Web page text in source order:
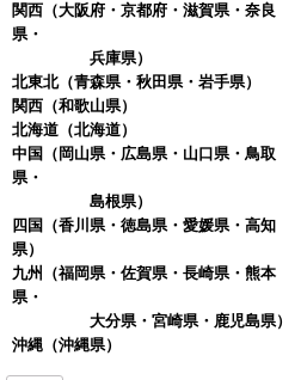
関西 （大阪府・京都府・滋賀県・奈良
県・
兵庫県）
北東北（青森県・秋田県・岩手県）
関西 （和歌山県）
北海道 （北海道）
中国
（岡山県・広島県・山口県・鳥取
県・
島根県）
四国
（香川県・徳島県・愛媛県・高知
県）
九州（福岡県・佐賀県・長崎県・熊本
県・
大分県・宮崎県・鹿児島県）
沖縄 （沖縄県）